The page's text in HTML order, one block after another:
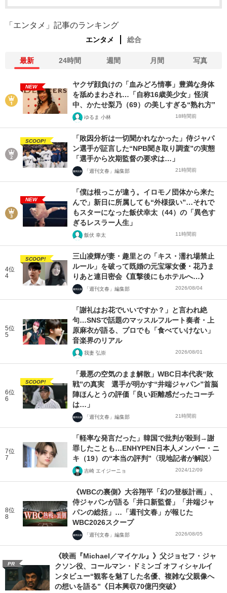
「エンタメ」記事のランキング
エンタメ 総合
最新 24時間 週間 月間 写真
NEW
ヤクザ顔負けの「血みどろ情事」豊満な身体
を舐めまわされ…「自称16歳美少女」怪演
中、かたせ梨乃（69）の美しすぎる“熟れ方”
ゆるま 小林 18時間前
SCOOP!
「敗因分析は一切聞かれなかった」侍ジャパ
ン選手が証言した“NPB聞き取り調査”の実態
「選手から次期監督の要求は…」
「週刊文春」編集部 21時間前
NEW
「僕は根っこが違う。イロモノ団体から来た
んで」新日に所属しても“外様扱い”…それで
もスターになった飯伏幸太（44）の「異色す
ぎるレスラー人生」
飯伏 幸太 11時間前
4位
4
SCOOP!
三山凌輝が妻・趣里との「キス・濡れ場禁止
ルール」を破って既婚の元宝塚女優・花乃ま
りあと連日密会《直撃後にもホテルへ…》
「週刊文春」編集部 2026/08/04
5位
5
「謝礼はお花でいいですか？」と言われ絶
句…SNSで話題のマッスルフルート奏者・上
原麻衣が語る、プロでも「食べていけない」
音楽界のリアル
我妻 弘崇 2026/08/01
6位
6
SCOOP!
「最悪の空気のまま解散」WBC日本代表“敗
戦”の真実 選手が明かす“井端ジャパン”首脳
陣ほんとうの評価「良い距離感だったコーチ
は…」
「週刊文春」編集部 21時間前
7位
7
「軽率な発言だった」韓国で批判が殺到→謝
罪したことも…ENHYPEN日本人メンバー・ニ
キ（19）の“本当の評判”〈現地記者が解説〉
吉崎 エイジーニョ 2024/12/09
8位
8
《WBCの裏側》大谷翔平「幻の登板計画」、
侍ジャパンが語る「井口新監督」「井端ジャ
パンの総括」…「週刊文春」が報じた
WBC2026スクープ
「週刊文春」編集部 2026/08/05
PR
《映画『Michael／マイケル』》父ジョセフ・ジャ
クソン役、コールマン・ドミンゴ オフィシャルイ
ンタビュー“観客を魅了した名優、複雑な父親像へ
の想いを語る”《日本興収70億円突破》